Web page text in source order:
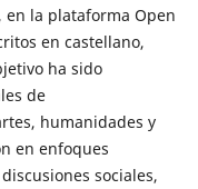
la plataforma Open
en castellano,
ha sido
de
humanidades y
en enfoques
sociales,